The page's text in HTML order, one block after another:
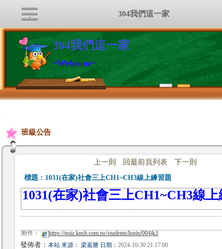
304我們這一家
~Welcome~
:::
班級公告
上一則 回最前頁列表 下一則
標題： 1031(在家)社會三上CH1~CH3線上練習題
1031(在家)社會三上CH1~CH3線
附件： https://quiz.knsh.com.tw/students/login/004jk3
發佈者：本站 來源： 梁嘉勝 日期：2024-10-30 21:17:00
304我們這一家